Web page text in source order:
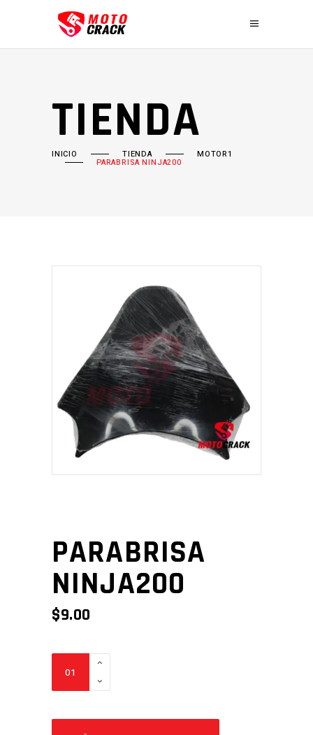
TIENDA
INICIO TIENDA MOTOR1
PARABRISA NINJA200
PARABRISA
NINJA200
$9.00
PARABRISA
NINJA200